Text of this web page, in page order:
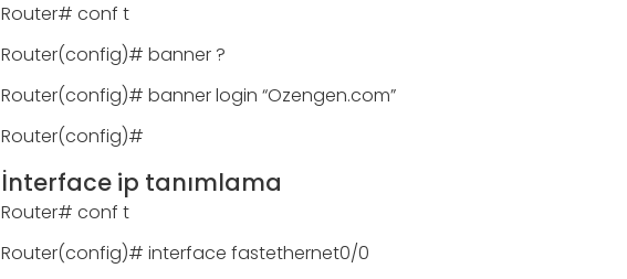
Router# conf t
Router(config)# banner ?
Router(config)# banner login “Ozengen.com”
Router(config)#
İnterface ip tanımlama
Router# conf t
Router(config)# interface fastethernet0/0